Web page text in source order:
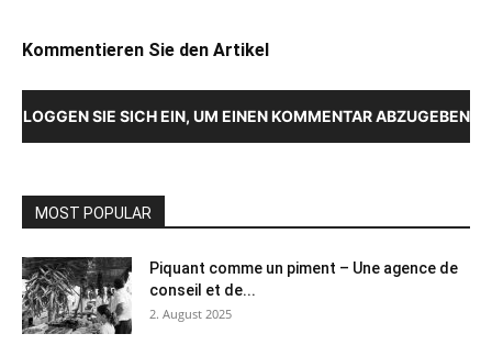
Kommentieren Sie den Artikel
LOGGEN SIE SICH EIN, UM EINEN KOMMENTAR ABZUGEBEN
MOST POPULAR
Piquant comme un piment – Une agence de
conseil et de...
2. August 2025